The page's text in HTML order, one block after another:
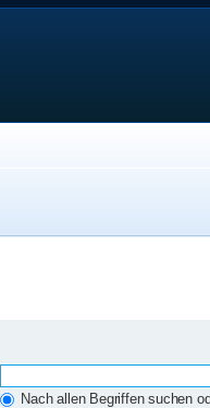
Nach allen Begriffen suchen